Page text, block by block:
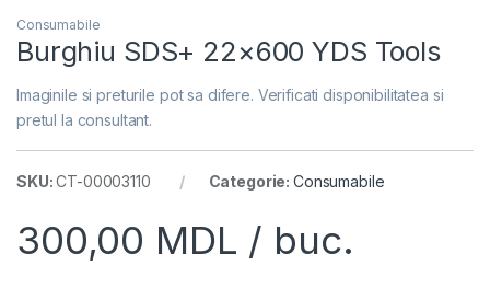
Consumabile
Burghiu SDS+ 22×600 YDS Tools
Imaginile si preturile pot sa difere. Verificati disponibilitatea si
pretul la consultant.
SKU:CT-00003110 Categorie: Consumabile
300,00 MDL / buc.